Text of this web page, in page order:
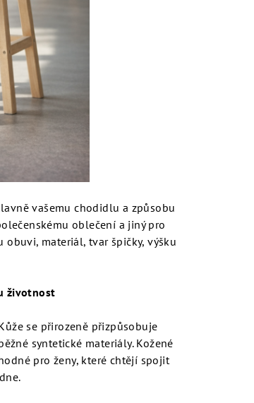
vašemu chodidlu a způsobu
oblečení a jiný pro
materiál, tvar špičky, výšku
životnost
se přirozeně přizpůsobuje
syntetické materiály. Kožené
pro ženy, které chtějí spojit